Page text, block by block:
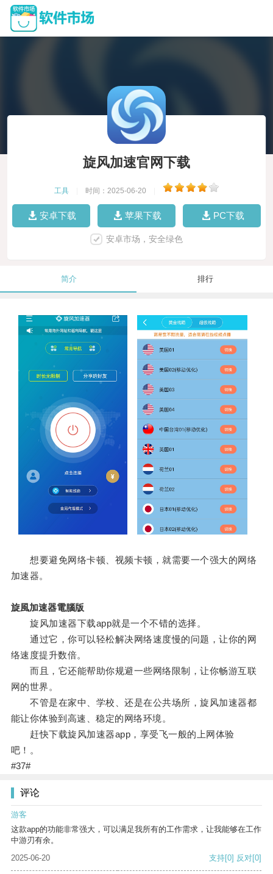
旋风加速官网下载
工具 时间：2025-06-20
安卓下载 苹果下载 PC下载
安卓市场，安全绿色
简介 排行
想要避免网络卡顿、视频卡顿，就需要一个强大的网络
加速器。
旋風加速器電腦版
旋风加速器下载app就是一个不错的选择。
通过它，你可以轻松解决网络速度慢的问题，让你的网
络速度提升数倍。
而且，它还能帮助你规避一些网络限制，让你畅游互联
网的世界。
不管是在家中、学校、还是在公共场所，旋风加速器都
能让你体验到高速、稳定的网络环境。
赶快下载旋风加速器app，享受飞一般的上网体验
吧！。
#37#
评论
游客
这款app的功能非常强大，可以满足我所有的工作需求，让我能够在工作
中游刃有余。
2025-06-20
支持[0] 反对[0]